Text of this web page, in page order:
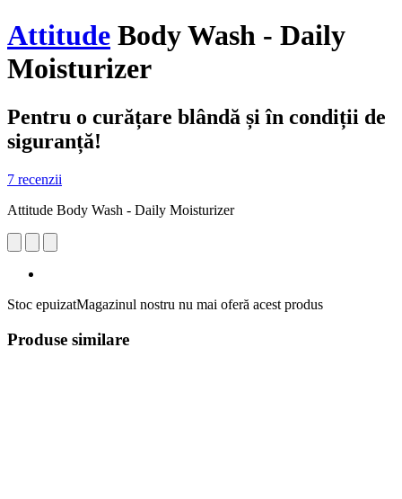
Attitude Body Wash - Daily
Moisturizer
Pentru o curățare blândă și în condiții de
siguranță!
7 recenzii
Attitude Body Wash - Daily Moisturizer
Stoc epuizatMagazinul nostru nu mai oferă acest produs
Produse similare